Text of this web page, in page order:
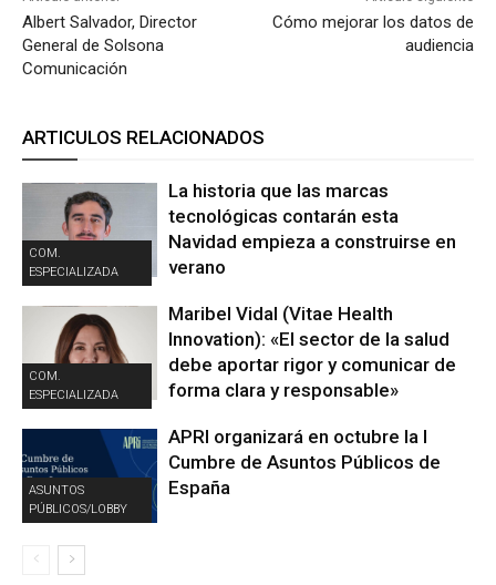
Albert Salvador, Director
General de Solsona
Comunicación
Cómo mejorar los datos de
audiencia
ARTICULOS RELACIONADOS
COM.
ESPECIALIZADA
La historia que las marcas
tecnológicas contarán esta
Navidad empieza a construirse en
verano
COM.
ESPECIALIZADA
Maribel Vidal (Vitae Health
Innovation): «El sector de la salud
debe aportar rigor y comunicar de
forma clara y responsable»
ASUNTOS
PÚBLICOS/LOBBY
APRI organizará en octubre la I
Cumbre de Asuntos Públicos de
España